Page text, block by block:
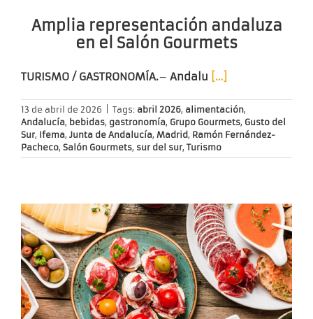
Amplia representación andaluza
en el Salón Gourmets
TURISMO / GASTRONOMÍA.– Andalu […]
13 de abril de 2026 Tags: abril 2026, alimentación,
Andalucía, bebidas, gastronomía, Grupo Gourmets, Gusto del
Sur, Ifema, Junta de Andalucía, Madrid, Ramón Fernández-
Pacheco, Salón Gourmets, sur del sur, Turismo